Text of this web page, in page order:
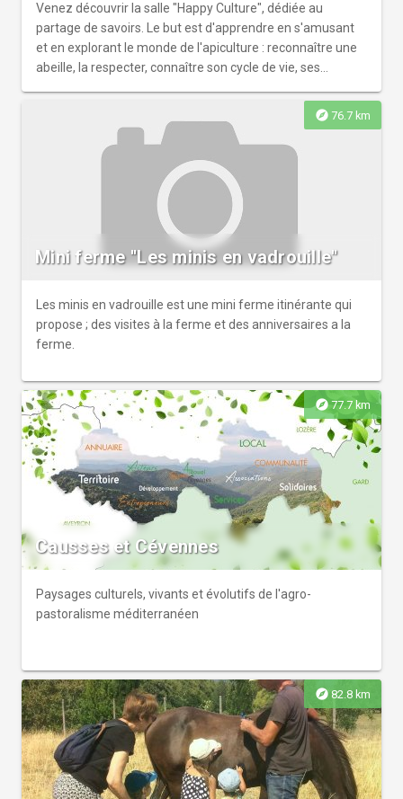
Venez découvrir la salle "Happy Culture", dédiée au
partage de savoirs. Le but est d'apprendre en s'amusant
et en explorant le monde de l'apiculture : reconnaître une
abeille, la respecter, connaître son cycle de vie, ses
explore 76.7 km
Mini ferme ''Les minis en vadrouille''
Les minis en vadrouille est une mini ferme itinérante qui
propose ; des visites à la ferme et des anniversaires a la
ferme.
explore 77.7 km
Causses et Cévennes
Paysages culturels, vivants et évolutifs de l'agro-
pastoralisme méditerranéen
explore 82.8 km